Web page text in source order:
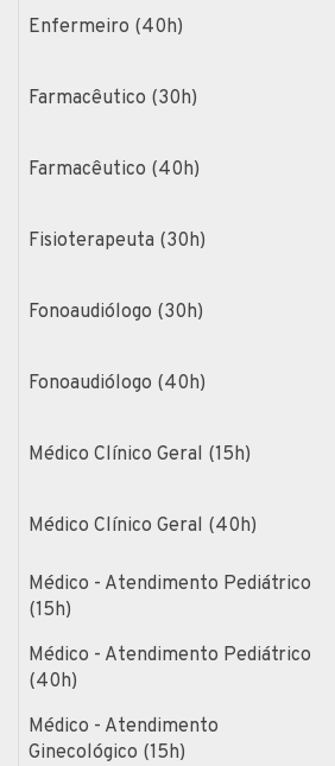
Enfermeiro (40h)
Farmacêutico (30h)
Farmacêutico (40h)
Fisioterapeuta (30h)
Fonoaudiólogo (30h)
Fonoaudiólogo (40h)
Médico Clínico Geral (15h)
Médico Clínico Geral (40h)
Médico - Atendimento Pediátrico
(15h)
Médico - Atendimento Pediátrico
(40h)
Médico - Atendimento
Ginecológico (15h)